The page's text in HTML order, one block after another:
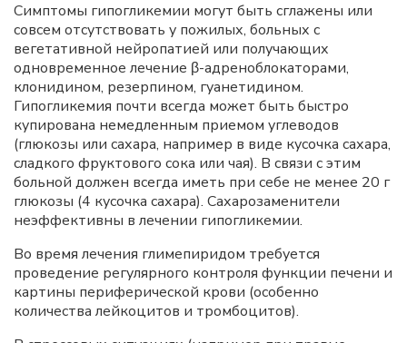
Симптомы гипогликемии могут быть сглажены или
совсем отсутствовать у пожилых, больных с
вегетативной нейропатией или получающих
одновременное лечение β-адреноблокаторами,
клонидином, резерпином, гуанетидином.
Гипогликемия почти всегда может быть быстро
купирована немедленным приемом углеводов
(глюкозы или сахара, например в виде кусочка сахара,
сладкого фруктового сока или чая). В связи с этим
больной должен всегда иметь при себе не менее 20 г
глюкозы (4 кусочка сахара). Сахарозаменители
неэффективны в лечении гипогликемии.
Во время лечения глимепиридом требуется
проведение регулярного контроля функции печени и
картины периферической крови (особенно
количества лейкоцитов и тромбоцитов).